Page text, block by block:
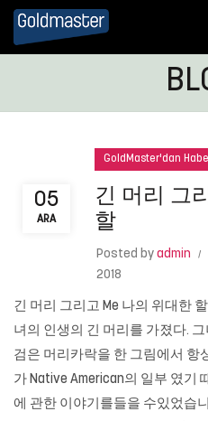
05
ARA
GoldMaster'dan
긴 머리 그
할
Posted by admin
2018
긴 머리 그리고 Me 나의 위대한
녀의 인생의 긴 머리를 가졌다.
검은 머리카락을 한 그림에서 항
가 Native American의 일부 였기
에 관한 이야기를들을 수있었습